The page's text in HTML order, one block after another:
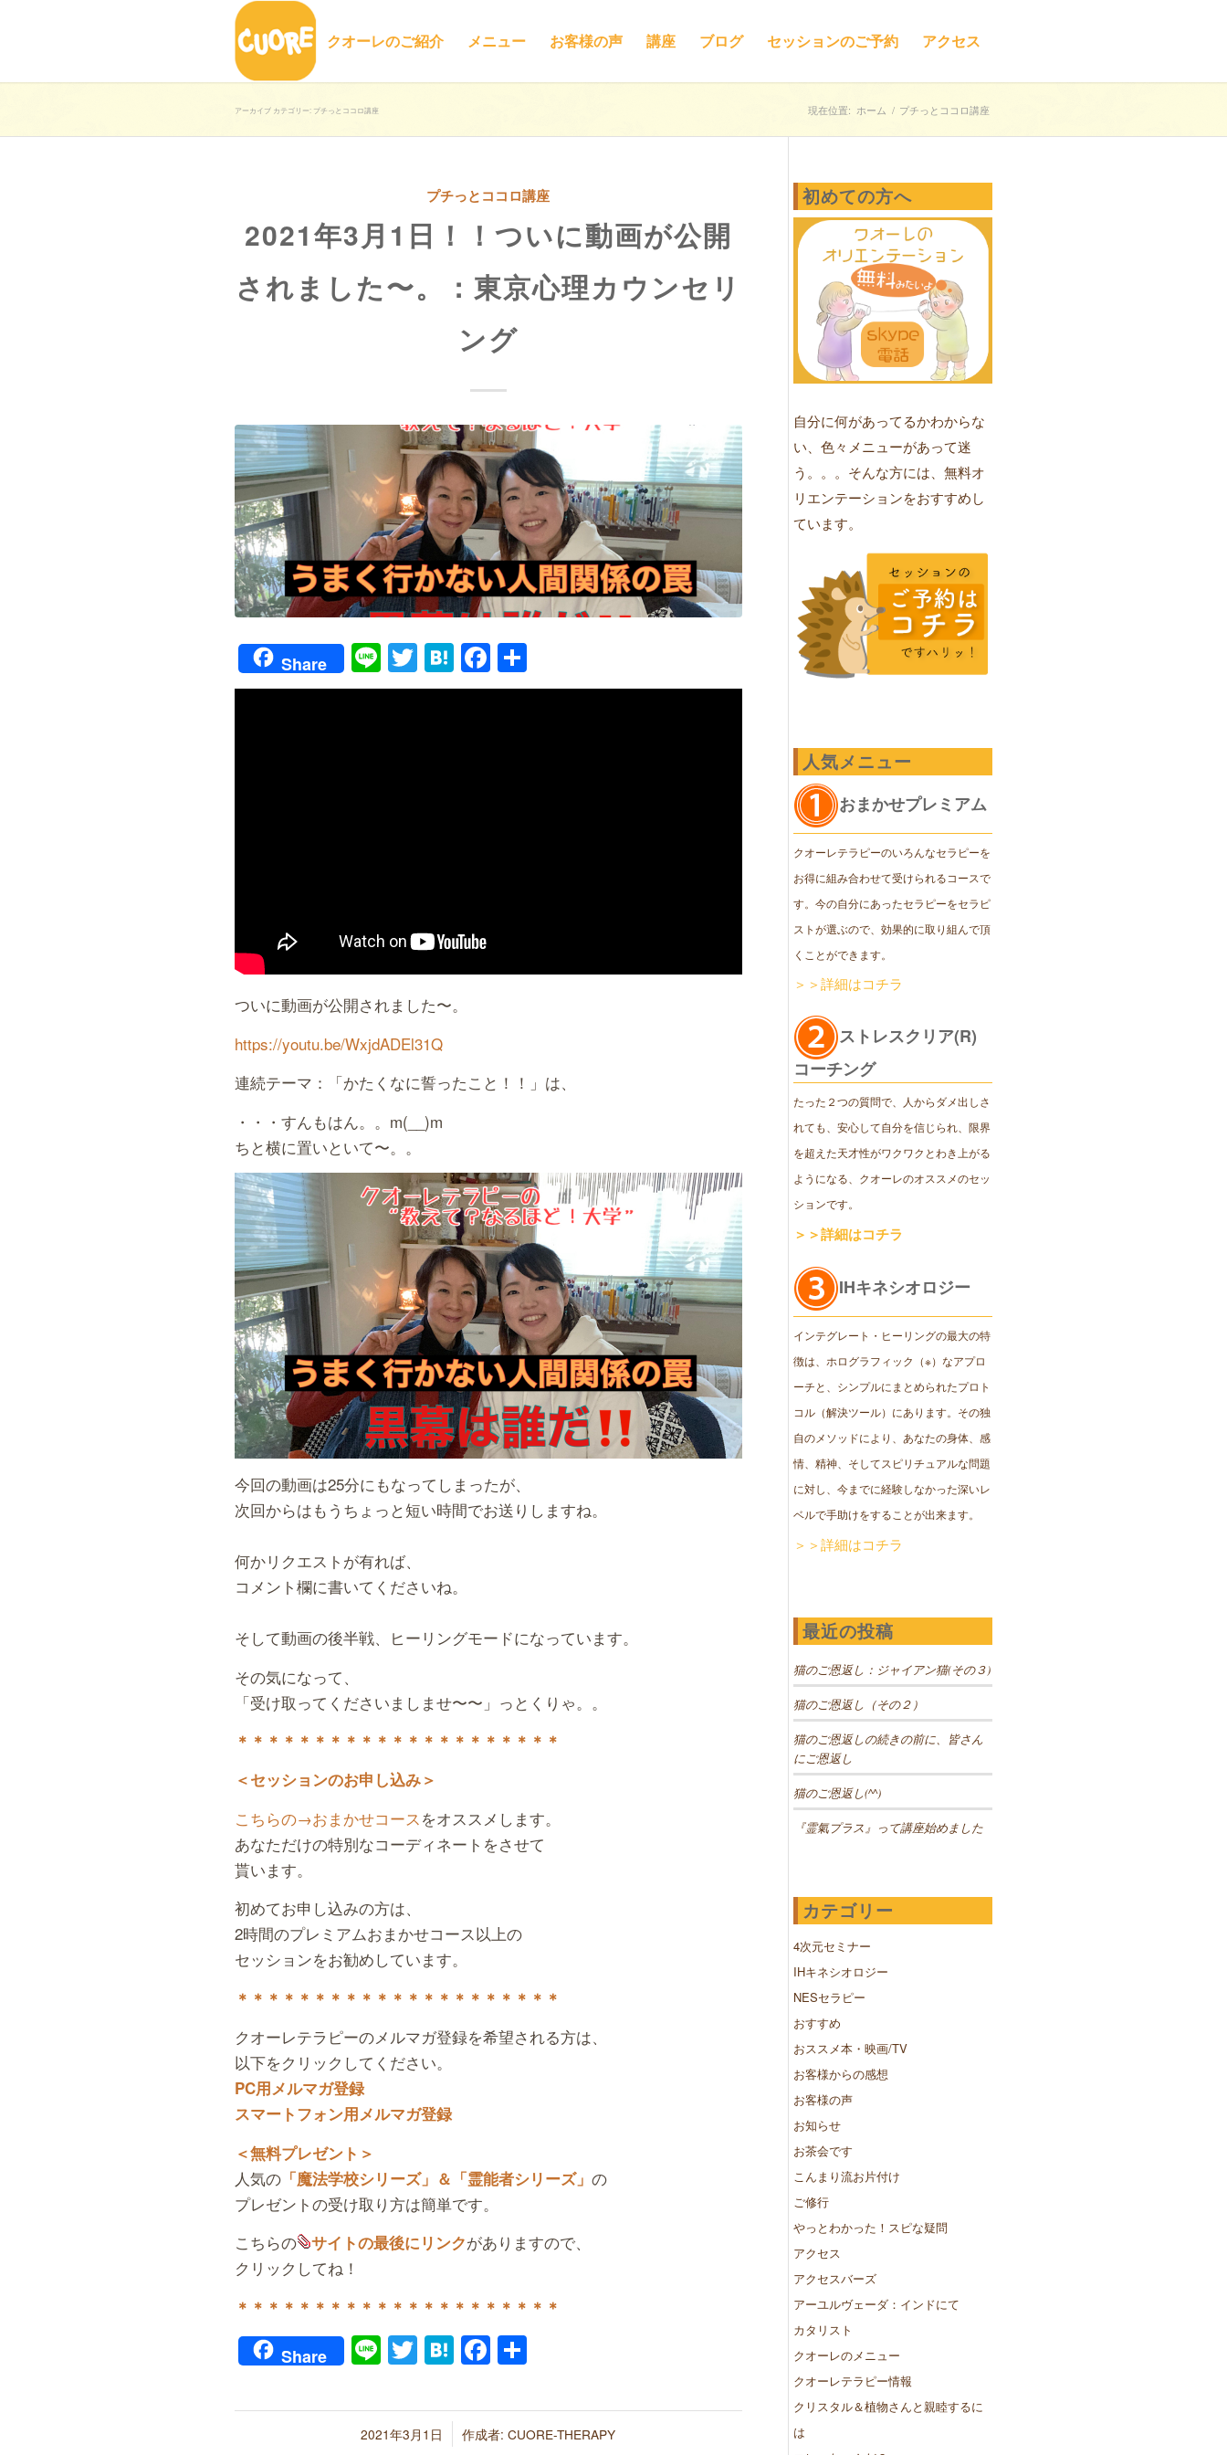
クオーレのご紹介 メニュー お客様の声 講座 ブログ セッションのご予約 アクセス
アーカイブ カテゴリー: プチっとココロ講座 現在位置: ホーム / プチっとココロ講座
プチっとココロ講座
2021年3月1日！！ついに動画が公開
されました〜。：東京心理カウンセリ
ング
Share LineTwitter
HatenaFacebook
有
ついに動画が公開されました〜。
https://youtu.be/WxjdADEl31Q
連続テーマ：「かたくなに誓ったこと！！」は、
・・・すんもはん。。m(__)m
ちと横に置いといて〜。。
今回の動画は25分にもなってしまったが、
次回からはもうちょっと短い時間でお送りしますね。
何かリクエストが有れば、
コメント欄に書いてくださいね。
そして動画の後半戦、ヒーリングモードになっています。
その気になって、
「受け取ってくださいましませ〜〜」っとくりゃ。。
＊＊＊＊＊＊＊＊＊＊＊＊＊ ＊＊＊＊＊＊＊＊
＜セッションのお申し込み＞
こちらの→おまかせコース をオススメします。
あなただけの特別なコーディネートをさせて
貰います。
初めてお申し込みの方は、
2時間のプレミアムおまかせコース以上の
セッションをお勧めしています。
＊＊＊＊＊＊＊＊＊＊＊＊＊＊＊＊＊＊＊＊＊
クオーレテラピーのメルマガ登録を希望される方は、
以下をクリックしてください。
PC用メルマガ登録
スマートフォン用メルマガ登録
＜無料プレゼント＞
人気の 「魔法学校シリーズ」＆「霊能者シリーズ」 の
プレゼントの受け取り方は簡単です。
こちらの
サイトの最後にリンクがありますので、
クリックしてね！
＊＊＊＊＊＊＊＊＊＊＊＊＊＊＊＊＊＊＊＊＊
Share LineTwitter
HatenaFacebook
2021年3月1日
/ 作成者:CUORE-THERAPY
初めての方へ
自分に何があってるかわからな
い、色々メニューがあって迷
う。。。そんな方には、無料オ
リエンテーションをおすすめし
ています。
人気メニュー
おまかせプレミアム
クオーレテラピーのいろんなセラピーを
お得に組み合わせて受けられるコースで
す。今の自分にあったセラピーをセラピ
ストが選ぶので、効果的に取り組んで頂
くことができます。
＞＞詳細はコチラ
ストレスクリア(R)
コーチング
たった２つの質問で、人からダメ出しさ
れても、安心して自分を信じられ、限界
を超えた天才性がワクワクとわき上がる
ようになる、クオーレのオススメのセッ
ションです。
＞＞詳細はコチラ
IHキネシオロジー
インテグレート・ヒーリングの最大の特
徴は、ホログラフィック（※）なアプロ
ーチと、シンプルにまとめられたプロト
コル（解決ツール）にあります。その独
自のメソッドにより、あなたの身体、感
情、精神、そしてスピリチュアルな問題
に対し、今までに経験しなかった深いレ
ベルで手助けをすることが出来ます。
＞＞詳細はコチラ
最近の投稿
猫のご恩返し：ジャイアン猫(その３)
猫のご恩返し（その２）
猫のご恩返しの続きの前に、皆さん
にご恩返し
猫のご恩返し(^^)
『霊氣プラス』って講座始めました
カテゴリー
4次元セミナー
IHキネシオロジー
NESセラピー
おすすめ
おススメ本・映画/TV
お客様からの感想
お客様の声
お知らせ
お茶会です
こんまり流お片付け
ご修行
やっとわかった！スピな疑問
アクセス
アクセスバーズ
アーユルヴェーダ：インドにて
カタリスト
クオーレのメニュー
クオーレテラピー情報
クリスタル＆植物さんと親睦するに
は